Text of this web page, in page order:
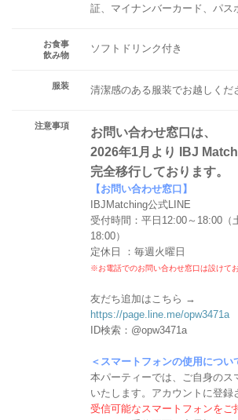
証、マイナンバーカード、パス
お食事
飲み物
ソフトドリンク付き
服装 清潔感のある服装でお越しくだ
注意事項
お問い合わせ窓口は、
2026年1月より IBJ
完全移行しております。
【お問い合わせ窓口】
IBJMatching公式LINE
受付時間：平日12:00～18:00（
18:00）
定休日 ：毎週火曜日
※お電話でのお問い合わせ窓口は設けてお
友だち追加はこちら →
https://page.line.me/opw3471a
ID検索：@opw3471a
＜スマートフォンの使用につい
本パーティーでは、ご自身のス
いたします。アカウントに登録
受信可能なスマートフォンをご